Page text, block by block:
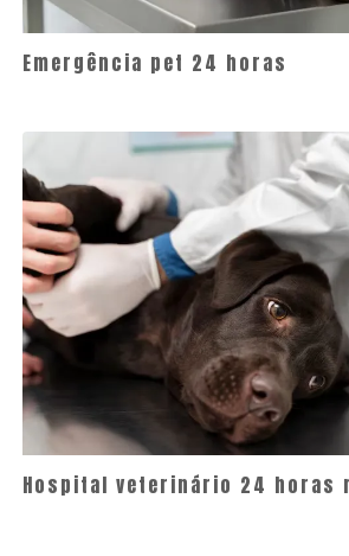
Emergência pet 24 horas
Hospital veterinário 24 horas